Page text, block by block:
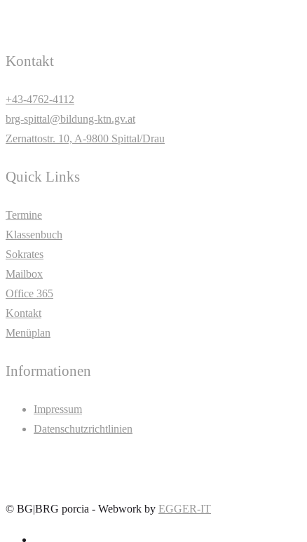
Kontakt
+43-4762-4112
brg-spittal@bildung-ktn.gv.at
Zernattostr. 10, A-9800 Spittal/Drau
Quick Links
Termine
Klassenbuch
Sokrates
Mailbox
Office 365
Kontakt
Menüplan
Informationen
Impressum
Datenschutzrichtlinien
© BG|BRG porcia - Webwork by EGGER-IT